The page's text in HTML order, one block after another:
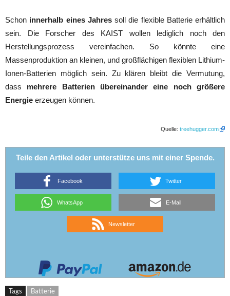
Schon innerhalb eines Jahressoll die flexible Batterie erhältlich
sein. Die Forscher des KAIST wollen lediglich noch den
Herstellungsprozess vereinfachen. So könnte eine
Massenproduktion an kleinen, und großflächigen flexiblen Lithium-
Ionen-Batterien möglich sein. Zu klären bleibt die Vermutung,
dass mehrere Batterien übereinander eine noch größere
Energie erzeugen können.
Quelle: treehugger.com
Teile den Artikel oder unterstütze uns mit einer Spende.
Facebook Twitter
WhatsApp E-Mail
Newsletter
Tags Batterie